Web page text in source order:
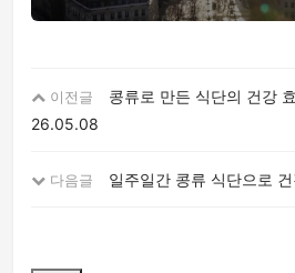
이전글
콩류로 만든 식단의 건강
26.05.08
다음글 일주일간 콩류 식단으로